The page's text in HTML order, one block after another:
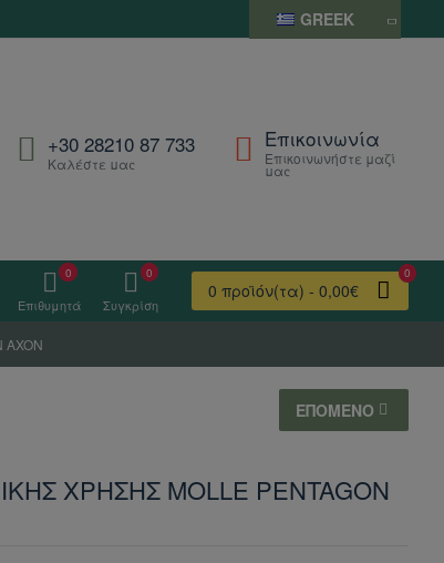
GREEK
+30 28210 87 733
Καλέστε μας
Επικοινωνία
Επικοινωνήστε μαζί
μας
Επιθυμητά
0
Συγκρίση
0
0 προϊόν(τα) - 0,00€
0
ΕΠΌΜΕΝΟ
ΧΡΗΣΗΣ MOLLE PENTAGON